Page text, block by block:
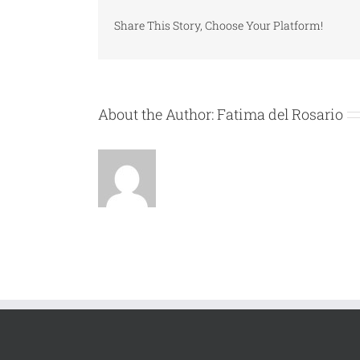
Share This Story, Choose Your Platform!
About the Author:Fatima del Rosario